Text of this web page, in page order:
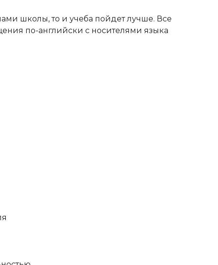
школы, то и учеба пойдет лучше. Все
по-английски с носителями языка